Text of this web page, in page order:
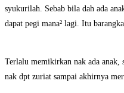
syukurilah. Sebab bila dah ada
dapat pegi mana² lagi. Itu
Terlalu memikirkan nak ada anak,
nak dpt zuriat sampai akhirnya